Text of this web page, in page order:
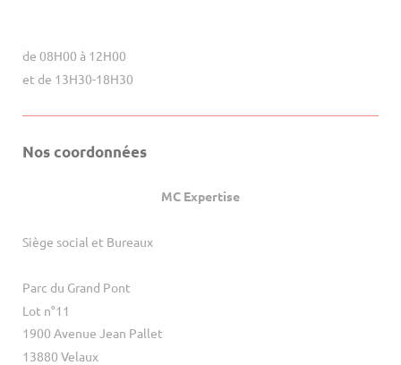
de 08H00 à 12H00
et de 13H30-18H30
Nos coordonnées
MC Expertise
Siège social et Bureaux
Parc du Grand Pont
Lot n°11
1900 Avenue Jean Pallet
13880 Velaux